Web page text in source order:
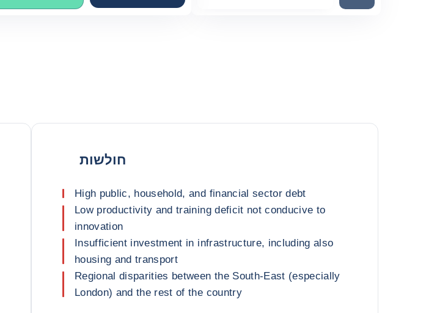
חולשות
High public, household, and financial sector debt
Low productivity and training deficit not conducive to
innovation
Insufficient investment in infrastructure, including also
housing and transport
Regional disparities between the South-East (especially
London) and the rest of the country